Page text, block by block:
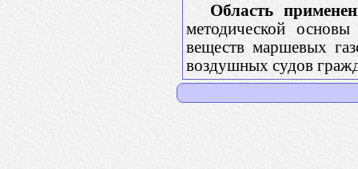
Область
методической
веществ маршевых
воздушных судов